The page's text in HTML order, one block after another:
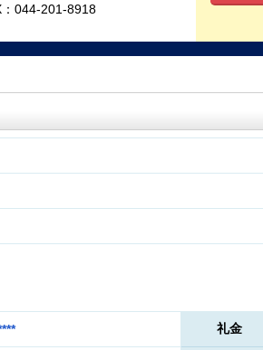
044-201-8918
礼金